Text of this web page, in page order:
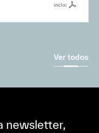
inclui
Ver todos
newsletter,